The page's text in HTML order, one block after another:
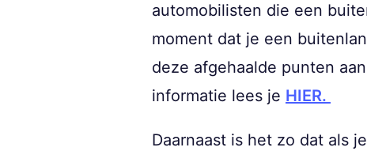
automobilisten die een
moment dat je een
deze afgehaalde punten
informatie lees je HIER.
Daarnaast is het zo dat als